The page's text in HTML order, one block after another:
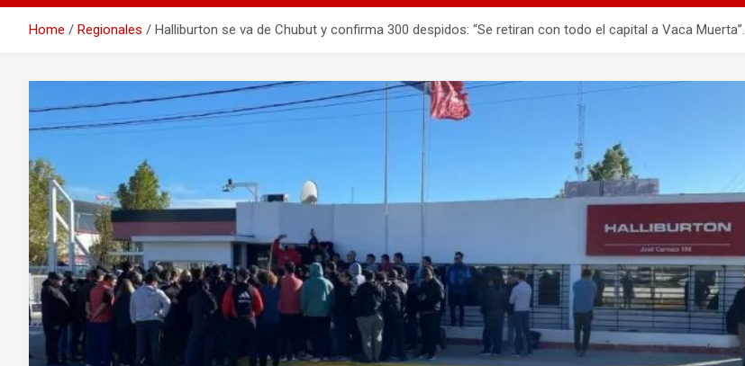
Home Regionales Halliburton se va de Chubut y confirma 300 despidos: “Se retiran con todo el capital a Vaca Muerta”.